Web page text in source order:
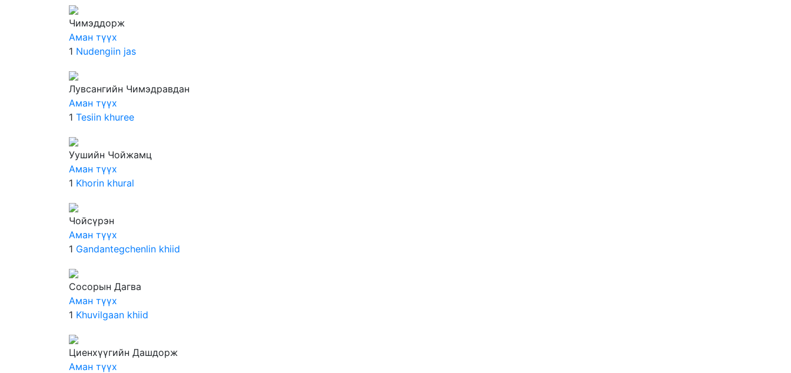
Чимэддорж
Аман түүх
1 Nudengiin jas
Лувсангийн Чимэдравдан
Аман түүх
1 Tesiin khuree
Уушийн Чойжамц
Аман түүх
1 Khorin khural
Чойсүрэн
Аман түүх
1 Gandantegchenlin khiid
Сосорын Дагва
Аман түүх
1 Khuvilgaan khiid
Циенхүүгийн Дашдорж
Аман түүх